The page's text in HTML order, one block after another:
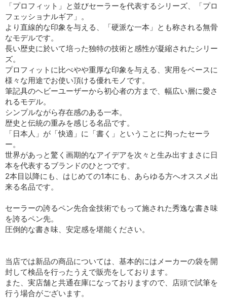
「プロフィット」と並びセーラーを代表するシリーズ、「プロ
フェッショナルギア」。
より直線的な印象を与える、「硬派な一本」とも称される無骨
なモデルです。
長い歴史に於いて培った独特の技術と感性が凝縮されたシリー
ズ。
プロフィットに比べやや重厚な印象を与える、実用をベースに
様々な用途でお使い頂ける優れモノです。
筆記具のヘビーユーザーから初心者の方まで、幅広い層に愛さ
れるモデル。
シンプルながら存在感のある一本。
歴史と伝統の重みを感じる名品です。
「日本人」が「快適」に「書く」ということに拘ったセーラ
ー。
世界があっと驚く画期的なアイデアを次々と生み出すまさに日
本を代表するブランドのひとつです。
2本目以降にも、はじめての1本にも、あらゆる方へオススメ出
来る名品です。
セーラーの誇るペン先合金技術でもって施された秀逸な書き味
を誇るペン先。
圧倒的な書き味、安定感を堪能ください。
当店では新品の商品については、基本的にはメーカーの袋を開
封して検品を行ったうえで販売をしております。
また、実店舗と共通在庫になっておりますので、店頭で試筆を
行う場合がございます。